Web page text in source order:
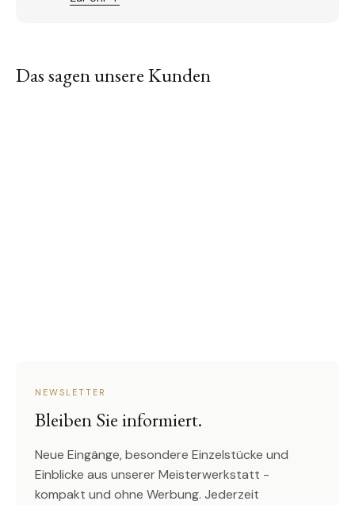
Das sagen unsere Kunden
NEWSLETTER
Bleiben Sie informiert.
Neue Eingänge, besondere Einzelstücke und
Einblicke aus unserer Meisterwerkstatt -
kompakt und ohne Werbung. Jederzeit